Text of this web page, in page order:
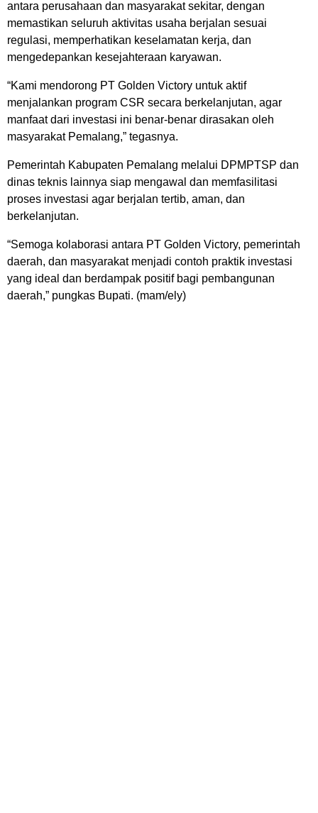
antara perusahaan dan masyarakat sekitar, dengan
memastikan seluruh aktivitas usaha berjalan sesuai
regulasi, memperhatikan keselamatan kerja, dan
mengedepankan kesejahteraan karyawan.
“Kami mendorong PT Golden Victory untuk aktif
menjalankan program CSR secara berkelanjutan, agar
manfaat dari investasi ini benar-benar dirasakan oleh
masyarakat Pemalang,” tegasnya.
Pemerintah Kabupaten Pemalang melalui DPMPTSP dan
dinas teknis lainnya siap mengawal dan memfasilitasi
proses investasi agar berjalan tertib, aman, dan
berkelanjutan.
“Semoga kolaborasi antara PT Golden Victory, pemerintah
daerah, dan masyarakat menjadi contoh praktik investasi
yang ideal dan berdampak positif bagi pembangunan
daerah,” pungkas Bupati. (mam/ely)